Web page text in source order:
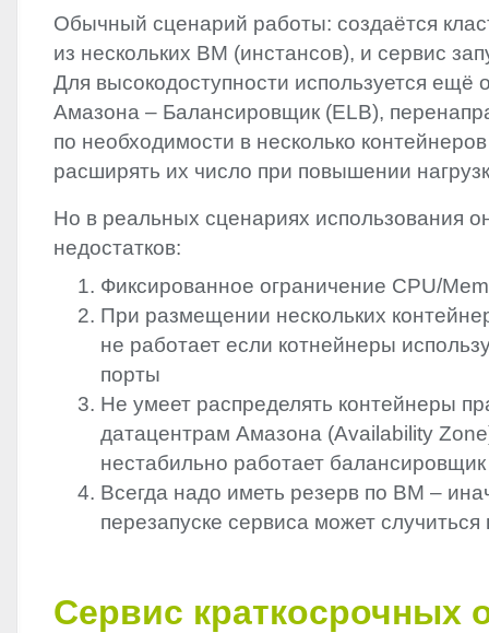
Обычный сценарий работы: создаётся
из нескольких ВМ (инстансов), и сервис
Для высокодоступности используется ещё
Амазона – Балансировщик (ELB),
по необходимости в несколько
расширять их число при повышении
Но в реальных сценариях использования
недостатков:
Фиксированное ограничение CPU/
При размещении нескольких
не работает если котнейнеры
порты
Не умеет распределять контейнеры
датацентрам Амазона (Availability
нестабильно работает балансировщик
Всегда надо иметь резерв по ВМ –
перезапуске сервиса может
Сервис краткосрочных